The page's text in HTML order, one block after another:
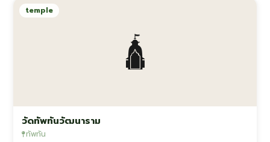
🛕
temple
วัดทัพทันวัฒนาราม
ทัพทัน